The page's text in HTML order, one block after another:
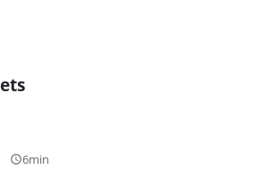
query_builder6min